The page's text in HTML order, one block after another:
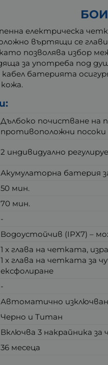
електрическа
въртящи се
позволява избор
за употреба под
кабел батерията
Дълбоко почистване на
противоположни посоки
2 индивидуално
Акумулаторна батерия
50 мин.
70 мин.
-
Водоустойчив (IPX7) –
1 x глава на четката,
1 x глава на четката за
ексфолиране
-
Автоматично
Черно и Титан
Включва 3 накрайника
36 месеца